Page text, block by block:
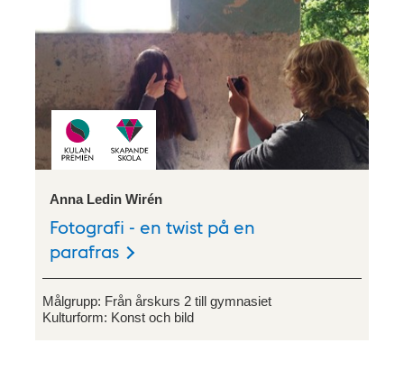
Anna Ledin Wirén
Fotografi - en twist på en
parafras
Målgrupp: Från årskurs 2 till gymnasiet
Kulturform: Konst och bild